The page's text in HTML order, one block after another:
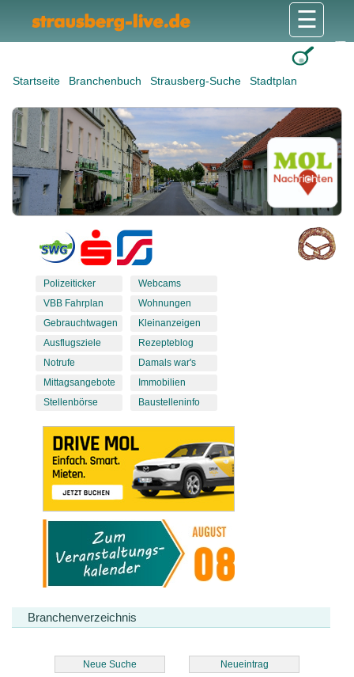
Startseite Branchenbuch Strausberg-Suche Stadtplan
☰
Polizeiticker
VBB Fahrplan
Gebrauchtwagen
Ausflugsziele
Notrufe
Mittagsangebote
Stellenbörse
Webcams
Wohnungen
Kleinanzeigen
Rezepteblog
Damals war's
Immobilien
Baustelleninfo
Branchenverzeichnis
Neue Suche Neueintrag